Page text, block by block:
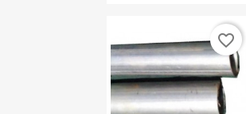
favorite_border